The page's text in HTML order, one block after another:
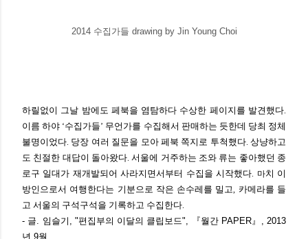
2014 수집가들 drawing by Jin Young Choi
하릴없이 그날 밤에도 페북을 염탐하다 수상한 페이지를 발견했다.
이름 하야 ‘수집가들’ 무언가를 수집해서 판매하는 듯한데 당최 정체
불명이었다. 당장 여러 질문을 모아 페북 쪽지로 투척했다. 상냥하고
도 친절한 대답이 돌아왔다.서울에 거주하는 조와 류는 좋아했던 종
로구 일대가 재개발되어 사라지면서부터 수집을 시작했다. 마치 이
방인으로서 여행한다는 기분으로 작은 손수레를 밀고, 카메라를 들
고 서울의 구석구석을 기록하고 수집한다.
- 글. 임슬기, "편집부의 이달의 클립보드", 『월간 PAPER』 , 2013
년 9월